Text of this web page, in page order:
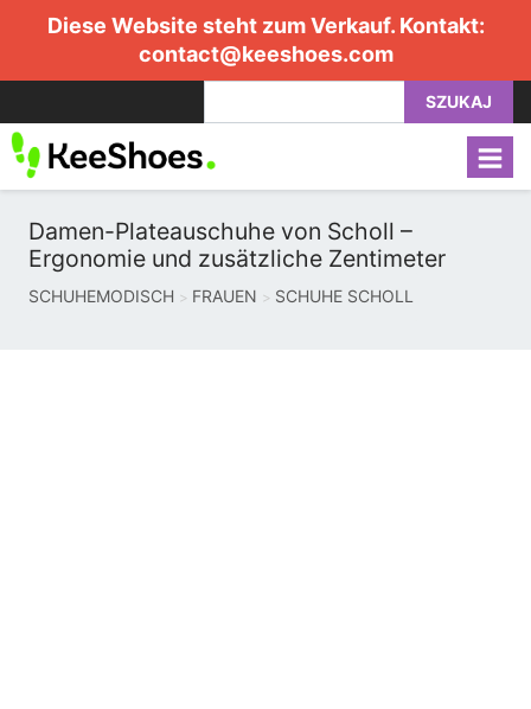
Diese Website steht zum Verkauf. Kontakt:
contact@keeshoes.com
SZUKAJ
Damen-Plateauschuhe von Scholl –
Ergonomie und zusätzliche Zentimeter
SCHUHEMODISCH FRAUEN SCHUHE SCHOLL